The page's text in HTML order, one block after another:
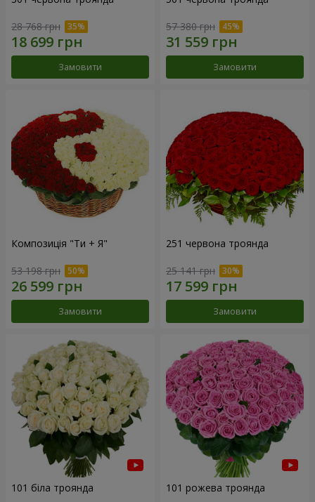
28 768 грн
Замовити
57 380 грн
Замовити
Композиція "Ти + Я"
53 198 грн
Замовити
251 червона троянда
25 141 грн
Замовити
101 біла троянда 101 рожева троянда